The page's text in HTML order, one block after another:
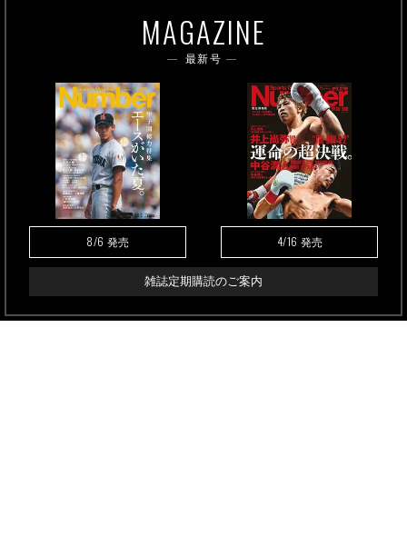
MAGAZINE
最新号
8/6 発売 4/16 発売
雑誌定期購読のご案内